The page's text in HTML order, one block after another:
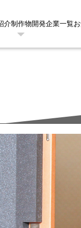
介制作物開発企業一覧